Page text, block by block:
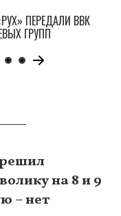
на 8 и 9
– нет
ПЕРЕДАЛИ ВВК
ГРУПП